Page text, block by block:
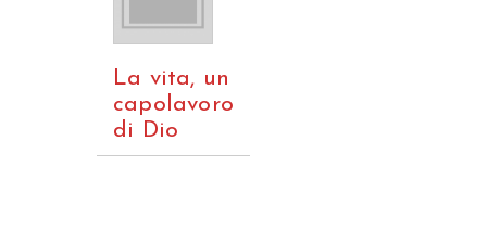
La vita, un
capolavoro
di Dio